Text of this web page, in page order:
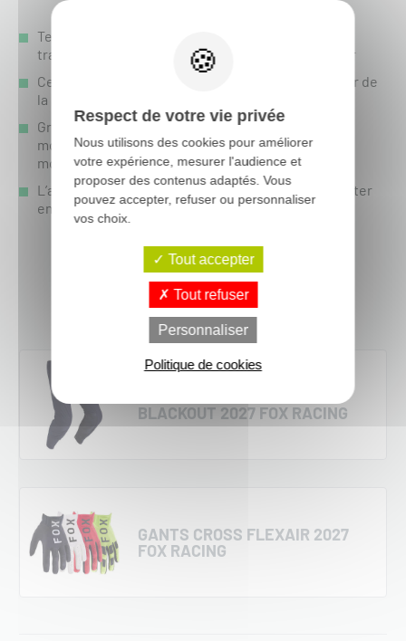
Textile TruDri assurant l'évaporation rapide de la
transpiration ainsi qu'une bonne circulation de l'air
Ce maillot de moto cross est le maillot le plus léger de
la marque Fox
Grâce au lycra (4%) le maillot permet de suivre les
mouvements du pilote pour une grande liberté de
mouvements
L’arrière du maillot de cross est plus long pour rester
en place dans le pantalon
Voir le produit
BLACKOUT 2027 FOX RACING
GANTS CROSS FLEXAIR 2027
FOX RACING
Respect de votre vie privée
Nous utilisons des cookies pour améliorer
votre expérience, mesurer l'audience et
proposer des contenus adaptés. Vous
pouvez accepter, refuser ou personnaliser
vos choix.
Tout accepter
Tout refuser
Personnaliser
Politique de cookies